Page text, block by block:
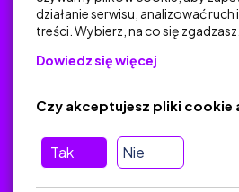
Na skróty
Polityka Prywatności
Regulamin
O platformie
Baza materiałów dydaktycznych
Jak zostać autorem
działanie serwisu, analizować
treści. Wybierz, na co się zgadzasz.
Dowiedz się więcej
Tak Nie
Czy akceptujesz pliki cookie